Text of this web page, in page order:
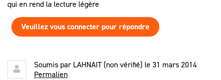
qui en rend la lecture légère
Veuillez vous connecter pour répondre
Soumis parLAHNAIT (non vérifié) le 31 mars 2014
Permalien